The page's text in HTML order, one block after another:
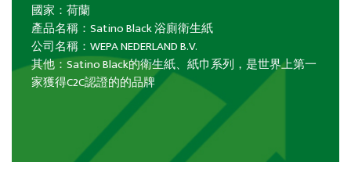
國家：荷蘭
產品名稱：Satino Black 浴廁衛生紙
公司名稱：WEPA NEDERLAND B.V.
其他：Satino Black的衛生紙、紙巾系列，是世界上第一
家獲得C2C認證的的品牌